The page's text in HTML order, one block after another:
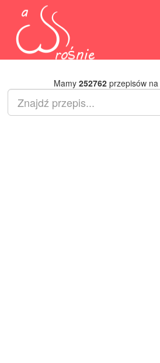
Mamy 252762przepisów na